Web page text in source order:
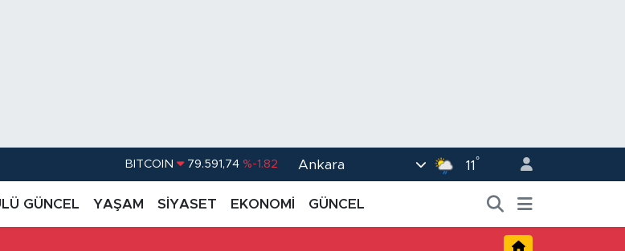
BITCOIN 79.591,74 %-1.82 Ankara 11 °
GÜNCEL YAŞAM SİYASET EKONOMİ GÜNCEL